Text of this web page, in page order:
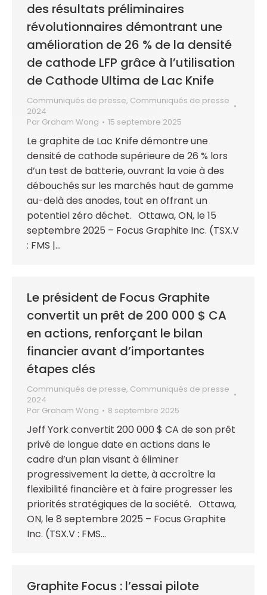
des résultats préliminaires
révolutionnaires démontrant une
amélioration de 26 % de la densité
de cathode LFP grâce à l’utilisation
de Cathode Ultima de Lac Knife
Communiqués de presse, Communiqués de presse
2024
Par Graham Wong 15 septembre 2025
Le graphite de Lac Knife démontre une
densité de cathode supérieure de 26 % lors
d’un test de batterie, ouvrant la voie à des
débouchés sur les marchés haut de gamme
au-delà des anodes, tout en offrant un
potentiel zéro déchet. Ottawa, ON, le 15
septembre 2025 – Focus Graphite Inc. (TSX.V
: FMS |…
Le président de Focus Graphite
convertit un prêt de 200 000 $ CA
en actions, renforçant le bilan
financier avant d’importantes
étapes clés
Communiqués de presse, Communiqués de presse
2024
Par Graham Wong 8 septembre 2025
Jeff York convertit 200 000 $ CA de son prêt
privé de longue date en actions dans le
cadre d’un plan visant à éliminer
progressivement la dette, à accroître la
flexibilité financière et à faire progresser les
priorités stratégiques de la société. Ottawa,
ON, le 8 septembre 2025 – Focus Graphite
Inc. (TSX.V : FMS…
Graphite Focus : l’essai pilote